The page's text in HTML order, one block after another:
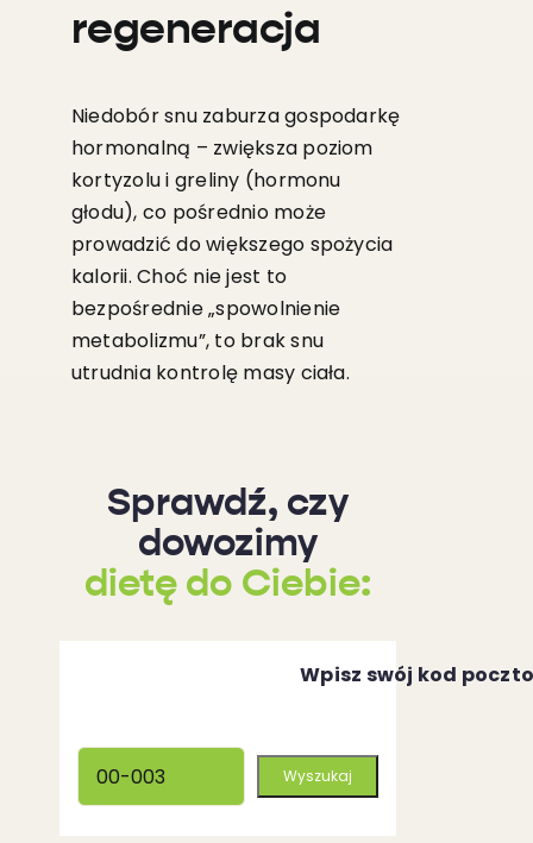
regeneracja
Niedobór snu zaburza gospodarkę
hormonalną – zwiększa poziom
kortyzolu i greliny (hormonu
głodu), co pośrednio może
prowadzić do większego spożycia
kalorii. Choć nie jest to
bezpośrednie „spowolnienie
metabolizmu”, to brak snu
utrudnia kontrolę masy ciała.
Sprawdź, czy
dowozimy
dietę do Ciebie:
Wpisz swój kod